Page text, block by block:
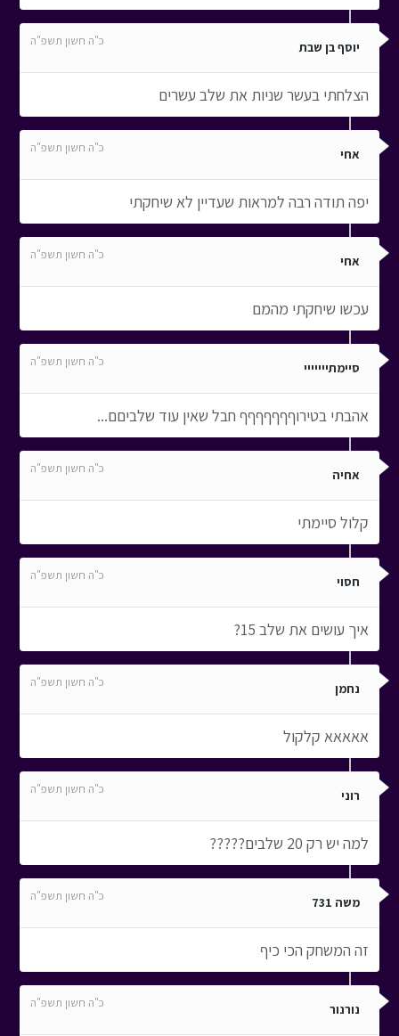
יוסף בן שבת כ"ה חשון תשפ"ה
הצלחתי בעשר שניות את שלב עשרים
אחי כ"ה חשון תשפ"ה
יפה תודה רבה למראות שעדיין לא שיחקתי
אחי כ"ה חשון תשפ"ה
עכשו שיחקתי מהמם
סיימתייייייי כ"ה חשון תשפ"ה
אהבתי בטירוףףףףףףף חבל שאין עוד שלביםם...
אחיה כ"ה חשון תשפ"ה
קלול סיימתי
חסוי כ"ה חשון תשפ"ה
איך עושים את שלב 15?
נחמן כ"ה חשון תשפ"ה
אאאאא קלקול
רוני כ"ה חשון תשפ"ה
למה יש רק 20 שלבים?????
משה 731 כ"ה חשון תשפ"ה
זה המשחק הכי כיף
נורנור כ"ה חשון תשפ"ה